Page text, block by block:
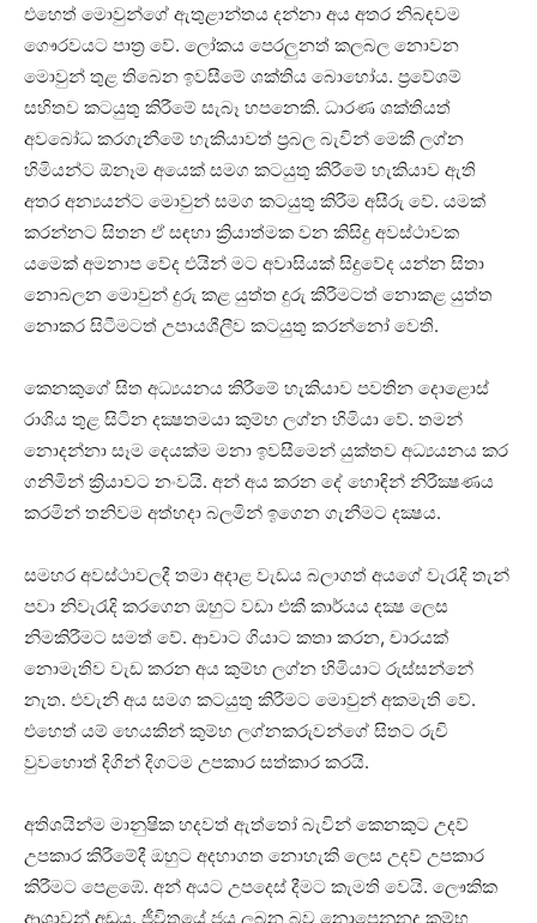
එහෙත් මොවුන්ගේ ඇතුළාන්තය දන්නා අය අතර නිබඳවම
ගෞරවයට පාත්‍ර වේ. ලෝකය පෙරලුනත් කලබල නොවන
මොවුන් තුළ තිබෙන ඉවසීමේ ශක්‌තිය බොහෝය. ප්‍රවේශම්
සහිතව කටයුතු කිරීමේ සැබෑ හපනෙකි. ධාරණ ශක්‌තියත්
අවබෝධ කරගැනීමේ හැකියාවත් ප්‍රබල බැවින් මෙකී ලග්න
හිමියන්ට ඕනෑම අයෙක්‌ සමග කටයුතු කිරීමේ හැකියාව ඇති
අතර අන්‍යයන්ට මොවුන් සමග කටයුතු කිරීම අසීරු වේ. යමක්‌
කරන්නට සිතන ඒ සඳහා ක්‍රියාත්මක වන කිසිදු අවස්‌ථාවක
යමෙක්‌ අමනාප වේද එයින් මට අවාසියක්‌ සිදුවේද යන්න සිතා
නොබලන මොවුන් දුරු කළ යුත්ත දුරු කිරීමටත් නොකළ යුත්ත
නොකර සිටීමටත් උපායශීලීව කටයුතු කරන්නෝ වෙති.
කෙනකුගේ සිත අධ්‍යයනය කිරීමේ හැකියාව පවතින දොළොස්‌
රාශිය තුළ සිටින දක්‍ෂතමයා කුම්භ ලග්න හිමියා වේ. තමන්
නොදන්නා සෑම දෙයක්‌ම මනා ඉවසීමෙන් යුක්‌තව අධ්‍යයනය කර
ගනිමින් ක්‍රියාවට නංවයි. අන් අය කරන දේ හොඳින් නිරීක්‍ෂණය
කරමින් තනිවම අත්හදා බලමින් ඉගෙන ගැනීමට දක්‍ෂය.
සමහර අවස්‌ථාවලදී තමා අදාළ වැඩය බලාගත් අයගේ වැරැදි තැන්
පවා නිවැරැදි කරගෙන ඔහුට වඩා එකී කාර්යය දක්‍ෂ ලෙස
නිමකිරීමට සමත් වේ. ආවාට ගියාට කතා කරන, චාරයක්‌
නොමැතිව වැඩ කරන අය කුම්භ ලග්න හිමියාට රුස්‌සන්නේ
නැත. එවැනි අය සමග කටයුතු කිරීමට මොවුන් අකමැති වේ.
එහෙත් යම් හෙයකින් කුම්භ ලග්නකරුවන්ගේ සිතට රුචි
වුවහොත් දිගින් දිගටම උපකාර සත්කාර කරයි.
අතිශයින්ම මානුෂික හදවත් ඇත්තෝ බැවින් කෙනකුට උදව්
උපකාර කිරීමේදී ඔහුට අදහාගත නොහැකි ලෙස උදව් උපකාර
කිරීමට පෙළඹේ. අන් අයට උපදෙස්‌ දීමට කැමති වෙයි. ලෞකික
ආශාවන් අඩුය. ජීවිතයේ ජය ලබන බව නොපෙනුනද කුම්භ